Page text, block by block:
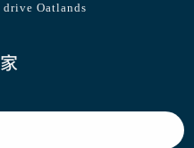
Oatlands